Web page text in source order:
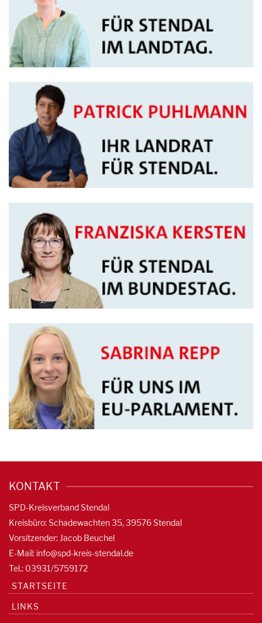
KONTAKT
SPD-Kreisverband Stendal
Kreisbüro: Schadewachten 35, 39576 Stendal
Vorsitzender: Jacob Beuchel
E-Mail: info@spd-kreis-stendal.de
Tel.: 03931/5759172
STARTSEITE
LINKS